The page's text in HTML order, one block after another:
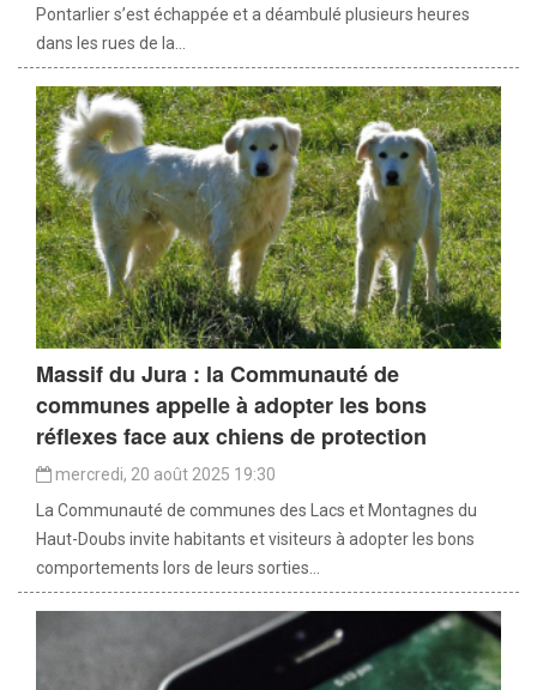
Pontarlier s’est échappée et a déambulé plusieurs heures
dans les rues de la...
Massif du Jura : la Communauté de
communes appelle à adopter les bons
réflexes face aux chiens de protection
mercredi, 20 août 2025 19:30
La Communauté de communes des Lacs et Montagnes du
Haut-Doubs invite habitants et visiteurs à adopter les bons
comportements lors de leurs sorties...